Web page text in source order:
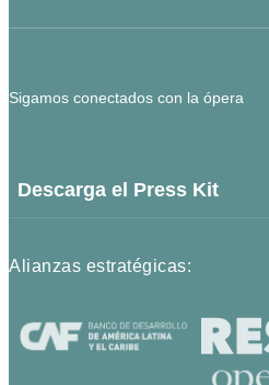
Sigamos conectados con la ópera
Descarga el Press Kit
Alianzas estratégicas: